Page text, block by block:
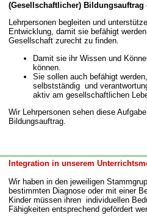
(Gesellschaftlicher) Bildungsauftrag
Lehrpersonen begleiten und
Entwicklung, damit sie befähigt
Gesellschaft zurecht zu finden.
Damit sie ihr Wissen und
können.
Sie sollen auch befähigt
selbstständig und
aktiv am gesellschaftlichen
Wir Lehrpersonen sehen diese
Bildungsauftrag.
Integration in unserem
Wir haben in den jeweiligen
bestimmten Diagnose oder mit einer
Kinder müssen ihren individuellen
Fähigkeiten entsprechend gefördert